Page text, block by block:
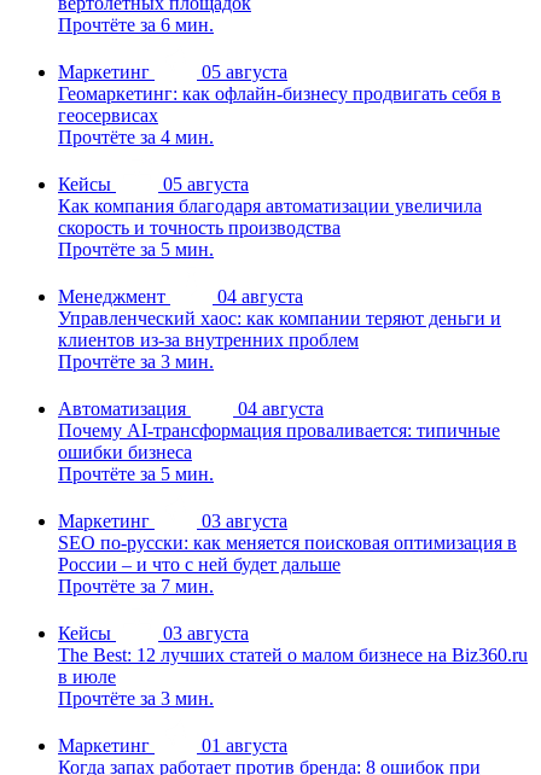
Прочтёте за 6 мин.
Маркетинг
05 августа
Геомаркетинг: как офлайн-бизнесу продвигать себя в
геосервисах
Прочтёте за 4 мин.
Кейсы
05 августа
Как компания благодаря автоматизации увеличила
скорость и точность производства
Прочтёте за 5 мин.
Менеджмент
04 августа
Управленческий хаос: как компании теряют деньги и
клиентов из-за внутренних проблем
Прочтёте за 3 мин.
Автоматизация
04 августа
Почему AI-трансформация проваливается: типичные
ошибки бизнеса
Прочтёте за 5 мин.
Маркетинг
03 августа
SEO по-русски: как меняется поисковая оптимизация в
России – и что с ней будет дальше
Прочтёте за 7 мин.
Кейсы
03 августа
The Best: 12 лучших статей о малом бизнесе на Biz360.ru
в июле
Прочтёте за 3 мин.
Маркетинг
01 августа
Когда запах работает против бренда: 8 ошибок при